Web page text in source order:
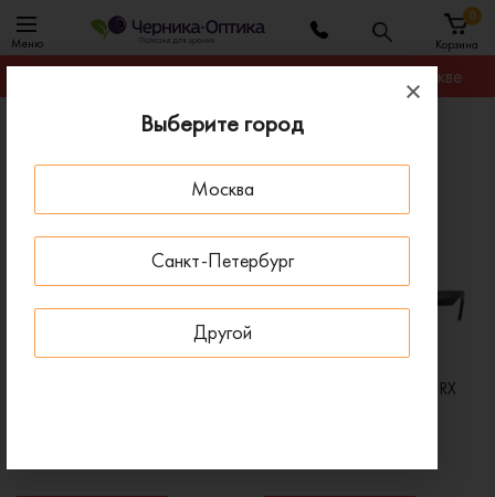
Выберите город
Москва
Санкт-Петербург
Другой
Меню Корзина
0
Гарантируем лучшую цену на любую оправу в Москве
Бренды Очки Ray-Ban
Очки для зрения Ray-Ban RX